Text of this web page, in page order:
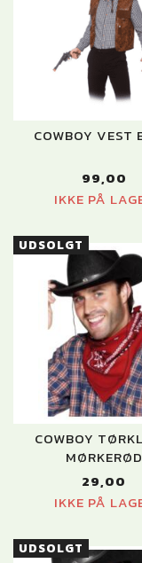
COWBOY VEST
99,00
IKKE PÅ
UDSOLGT
COWBOY
MØRKERØD
29,00
IKKE PÅ
UDSOLGT